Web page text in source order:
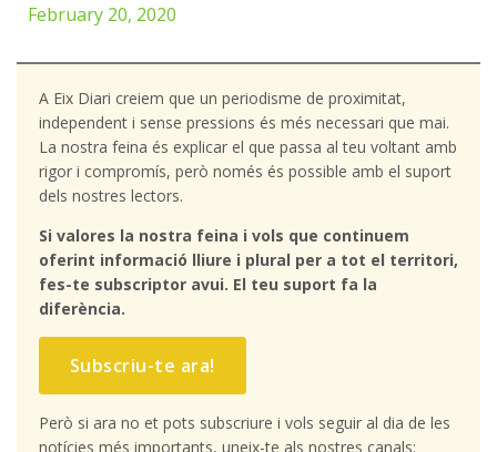
February 20, 2020
A Eix Diari creiem que un periodisme de proximitat,
independent i sense pressions és més necessari que mai.
La nostra feina és explicar el que passa al teu voltant amb
rigor i compromís, però només és possible amb el suport
dels nostres lectors.
Si valores la nostra feina i vols que continuem
oferint informació lliure i plural per a tot el territori,
fes-te subscriptor avui. El teu suport fa la
diferència.
Subscriu-te ara!
Però si ara no et pots subscriure i vols seguir al dia de les
notícies més importants, uneix-te als nostres canals: